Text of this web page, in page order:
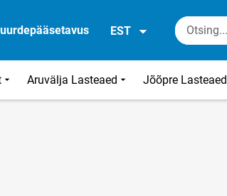
EST
Aruvälja Lasteaed Jõõpre Lasteaed